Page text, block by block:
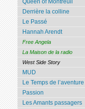
Queen of Montreuil
Derrière la colline
Le Passé
Hannah Arendt
Free Angela
La Maison de la radio
West Side Story
MUD
Le Temps de l’aventure
Passion
Les Amants passagers